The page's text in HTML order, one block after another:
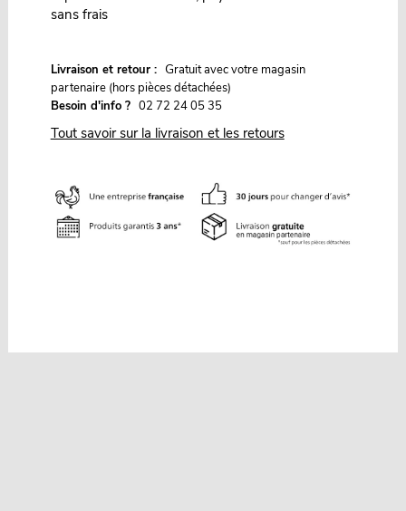
sans frais
Livraison et retour : Gratuit avec votre magasin
partenaire (hors pièces détachées)
Besoin d'info ? 02 72 24 05 35
Tout savoir sur la livraison et les retours